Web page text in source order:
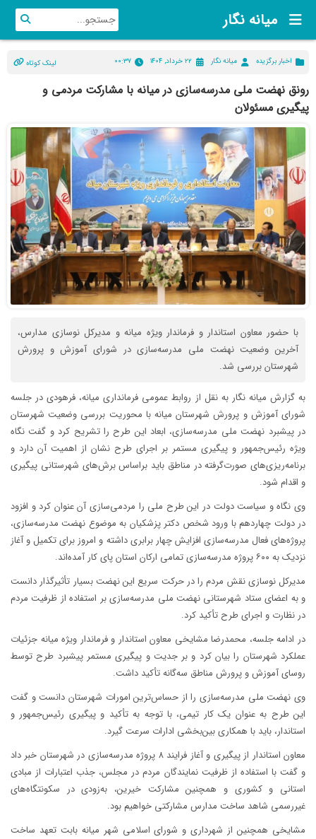
میانه نگار
اخبار برگزیده میانه نگار ۲۲ خرداد, ۱۴۰۴ ۰۰:۳۷ لینک کوتاه
رونق نهضت ملی مدرسه‌سازی در میانه با مشارکت مردمی و
پیگیری مسئولان
با حضور معاون استاندار و فرماندار ویژه میانه و مدیرکل نوسازی مدارس،
آخرین وضعیت نهضت ملی مدرسه‌سازی در شورای آموزش و پرورش
شهرستان بررسی شد.
به گزارش میانه نگار به نقل از روابط عمومی فرمانداری میانه، فرهودی در جلسه
شورای آموزش و پرورش شهرستان میانه با محوریت بررسی وضعیت شهرستان
در پیشبرد نهضت ملی مدرسه‌سازی، ابعاد این طرح را تشریح کرد و گفت نگاه
ویژه رئیس‌جمهور و پیگیری مستمر بر اجرای طرح نشان از اهمیت آن دارد و
برنامه‌ریزی‌های صورت‌گرفته در مناطق باید براساس برش‌های شهرستانی پیگیری
و اقدام شود.
وی نگاه و سیاست دولت در این طرح ملی را مردمی‌سازی آن عنوان کرد و افزود
در دولت چهاردهم با ورود شخص دکتر پزشکیان به موضوع نهضت مدرسه‌سازی،
پروژه‌های فعال مدرسه‌سازی افزایش چهار برابری داشته و امروز برای تکمیل و آغاز
نزدیک به ۶۰۰ پروژه مدرسه‌سازی تمامی ارکان استان پای کار آمده‌اند.
مدیرکل نوسازی نقش مردم را در حرکت سریع این نهضت بسیار تأثیرگذار دانست
و به اعضای ستاد شهرستانی نهضت ملی مدرسه‌سازی بر استفاده از ظرفیت مردم
در نظارت و اجرای طرح تأکید کرد.
در ادامه جلسه، محمدرضا مشایخی معاون استاندار و فرماندار ویژه میانه جزئیات
عملکرد شهرستان را بیان کرد و بر جدیت و پیگیری مستمر پیشبرد طرح توسط
روسای آموزش و پرورش مناطق سه‌گانه تأکید داشت.
وی نهضت ملی مدرسه‌سازی را از حساس‌ترین امورات شهرستان دانست و گفت
این طرح به عنوان یک کار تیمی، با توجه به تأکید و پیگیری رئیس‌جمهور و
استاندار، باید با همکاری بین‌بخشی ادارات سرعت گیرد.
معاون استاندار از پیگیری و آغاز فرایند ۸ پروژه مدرسه‌سازی در شهرستان خبر داد
و گفت با استفاده از ظرفیت نمایندگان مردم در مجلس، جذب اعتبارات از مبادی
استانی و کشوری و همچنین مشارکت خیرین، به‌زودی در سکونتگاه‌های
غیررسمی شاهد ساخت مدارس مشارکتی خواهیم بود.
مشایخی همچنین از شهرداری و شورای اسلامی شهر میانه بابت تعهد ساخت